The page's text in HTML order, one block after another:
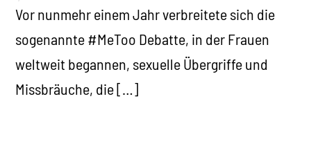
Vor nunmehr einem Jahr verbreitete sich die
sogenannte #MeToo Debatte, in der Frauen
weltweit begannen, sexuelle Übergriffe und
Missbräuche, die […]